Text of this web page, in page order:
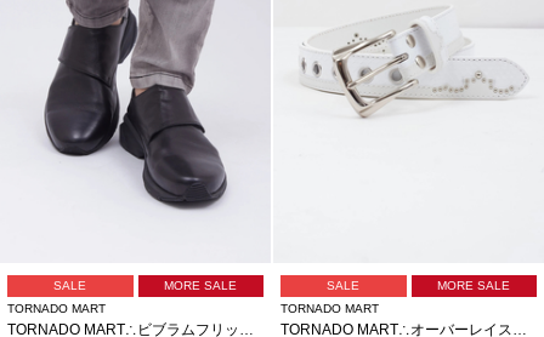
SALE
MORE SALE
TORNADO MART
TORNADO MART∴ビブラムフリップフィットスリッポン
SALE
MORE SALE
TORNADO MART
TORNADO MART∴オーバーレイススネークベルト